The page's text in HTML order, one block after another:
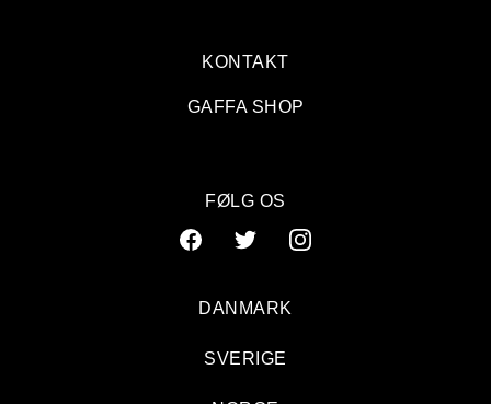
KONTAKT
GAFFA SHOP
FØLG OS
DANMARK
SVERIGE